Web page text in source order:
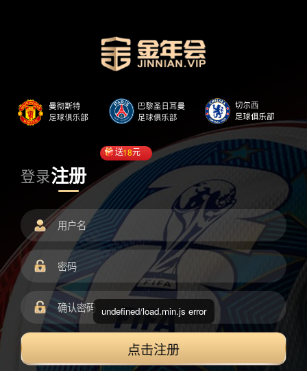
登录注册
送18元
点击注册
undefined/load.min.js error